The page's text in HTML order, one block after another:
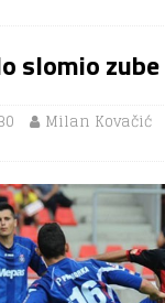
slomio
Milan Kovačić